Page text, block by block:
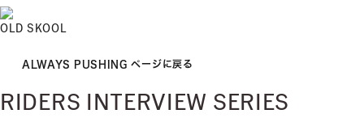
OLD SKOOL
ALWAYS PUSHING ページに戻る
RIDERS INTERVIEW SERIES